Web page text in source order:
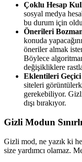
Çoklu Hesap
sosyal medya
bu durum için
Önerileri
konuda
öneriler almak
Böylece
değişikliklere
Eklentileri Geçici
siteleri
gerekebiliyor.
dışı bırakıyor.
Gizli Modun
Gizli mod, ne yazık ki
size yardımcı olamaz.